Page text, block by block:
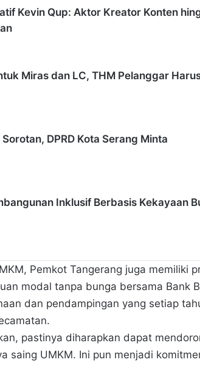
Kevin Qup: Aktor Kreator Konten
Miras dan LC, THM Pelanggar
DPRD Kota Serang Minta
Inklusif Berbasis Kekayaan
Pemkot Tangerang juga memiliki
modal tanpa bunga bersama Bank
dan pendampingan yang setiap
pastinya diharapkan dapat
saing UMKM. Ini pun menjadi